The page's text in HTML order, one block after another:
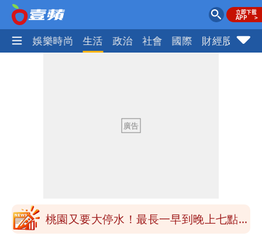
熱門 娛樂時尚 生活 政治 社會 國際 財經股市
男裁判勒令女選手「解衣」檢查
揮別9年演藝圈 女演員當「全職運將」
回1句笑翻10萬人
桃園又要大停水！最長一早到晚上七點都